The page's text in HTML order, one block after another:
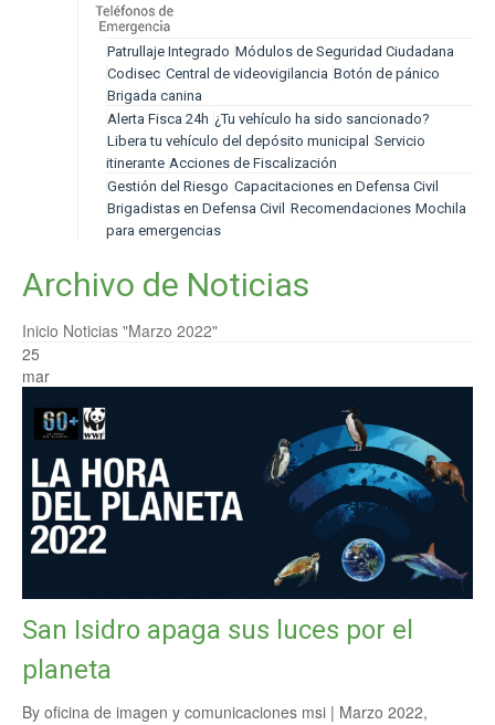
Patrullaje Integrado Módulos de Seguridad Ciudadana
Codisec Central de videovigilancia Botón de pánico
Brigada canina
Alerta Fisca 24h ¿Tu vehículo ha sido sancionado?
Libera tu vehículo del depósito municipal Servicio
itinerante Acciones de Fiscalización
Gestión del Riesgo Capacitaciones en Defensa Civil
Brigadistas en Defensa Civil Recomendaciones Mochila
para emergencias
Archivo de Noticias
Inicio Noticias "Marzo 2022"
25
mar
San Isidro apaga sus luces por el
planeta
By oficina de imagen y comunicaciones msi | Marzo 2022,